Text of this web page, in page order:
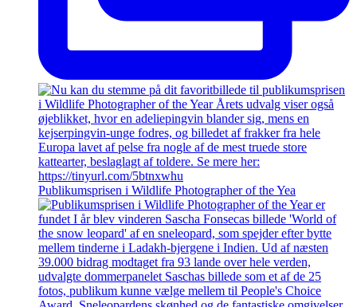
Publikumsprisen i Wildlife Photographer of the Yea